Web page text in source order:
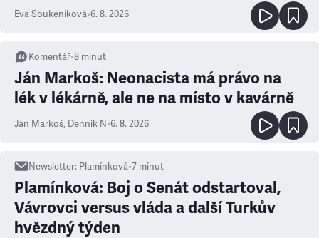
Eva Soukeníková•6. 8. 2026
Komentář•8 minut
Ján Markoš: Neonacista má právo na
lék v lékárně, ale ne na místo v kavárně
Ján Markoš, Denník N•6. 8. 2026
Newsletter: Plamínková•7 minut
Plamínková: Boj o Senát odstartoval,
Vávrovci versus vláda a další Turkův
hvězdný týden